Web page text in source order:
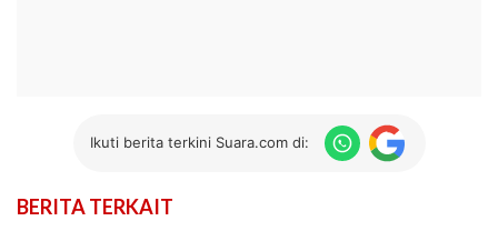
Ikuti berita terkini Suara.com di:
BERITA TERKAIT